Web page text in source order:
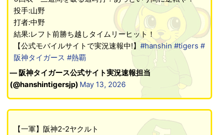
投手:山野
打者:中野
結果:レフト前勝ち越しタイムリーヒット！
【公式モバイルサイトで実況速報中!】 #hanshin #tigers #
阪神タイガース #熱覇
— 阪神タイガース公式サイト実況速報担当
(@hanshintigersjp) May 13, 2026
【一軍】阪神2-2ヤクルト